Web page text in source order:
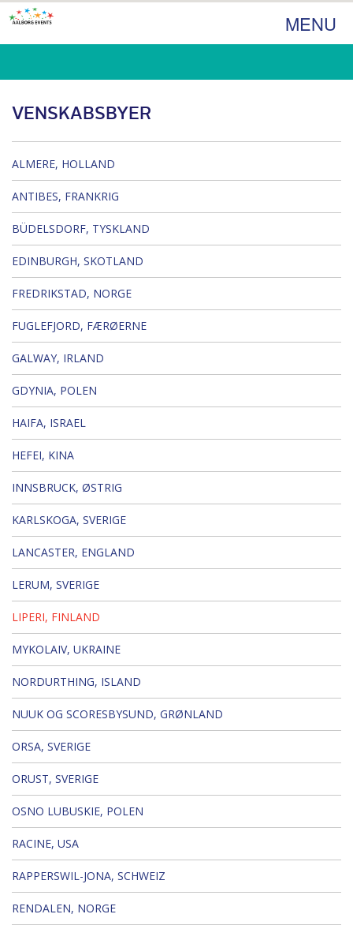
MENU
VENSKABSBYER
ALMERE, HOLLAND
ANTIBES, FRANKRIG
BÜDELSDORF, TYSKLAND
EDINBURGH, SKOTLAND
FREDRIKSTAD, NORGE
FUGLEFJORD, FÆRØERNE
GALWAY, IRLAND
GDYNIA, POLEN
HAIFA, ISRAEL
HEFEI, KINA
INNSBRUCK, ØSTRIG
KARLSKOGA, SVERIGE
LANCASTER, ENGLAND
LERUM, SVERIGE
LIPERI, FINLAND
MYKOLAIV, UKRAINE
NORDURTHING, ISLAND
NUUK OG SCORESBYSUND, GRØNLAND
ORSA, SVERIGE
ORUST, SVERIGE
OSNO LUBUSKIE, POLEN
RACINE, USA
RAPPERSWIL-JONA, SCHWEIZ
RENDALEN, NORGE